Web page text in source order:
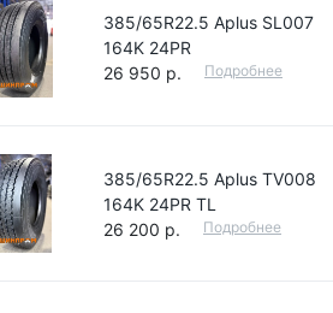
385/65R22.5 Aplus SL007
164K 24PR
26 950 р.
Подробнее
385/65R22.5 Aplus TV008
164K 24PR TL
26 200 р.
Подробнее